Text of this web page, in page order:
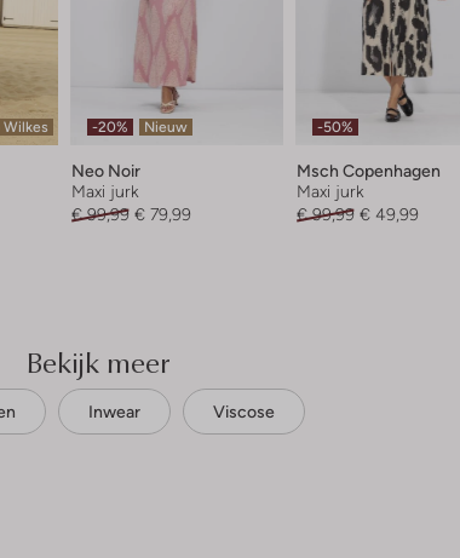
Wilkes -20% Nieuw
Neo Noir
Maxi jurk
€ 99,99 € 79,99
-50%
Msch Copenhagen
Maxi jurk
€ 99,99 € 49,99
Bekijk meer
Inwear Viscose